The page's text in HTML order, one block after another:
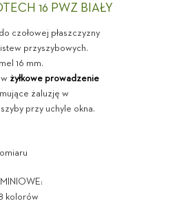
16 PWZ BIAŁY
czołowej płaszczyzny
przyszybowych.
16 mm.
żyłkowe prowadzenie
żaluzję w
przy uchyle okna.
kolorów